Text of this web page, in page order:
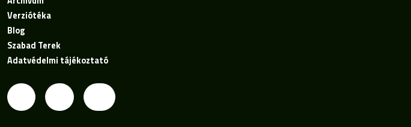
Verziótéka
Blog
Szabad Terek
Adatvédelmi tájékoztató